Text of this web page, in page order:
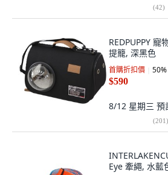
(42)
REDPUPPY 寵
提籠, 深黑色
首購折扣價 50%
$590
8/12 星期三 預
(201)
Eye 牽繩, 水藍